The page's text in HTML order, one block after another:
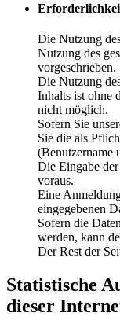
Die Nutzung
Nutzung des
vorgeschrieben.
Die Nutzung
Inhalts ist ohne
nicht möglich.
Sofern Sie
Sie die als
(Benutzername
Die Eingabe
voraus.
Eine
eingegebenen
Sofern die
werden, kann
Der Rest der
Statistische
dieser